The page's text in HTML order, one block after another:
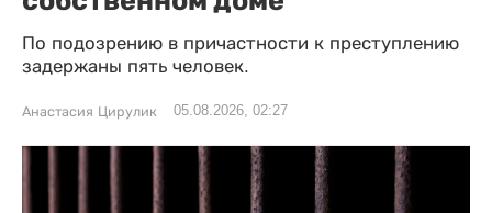
По подозрению в причастности к преступлению
задержаны пять человек.
Анастасия Цирулик 05.08.2026, 02:27